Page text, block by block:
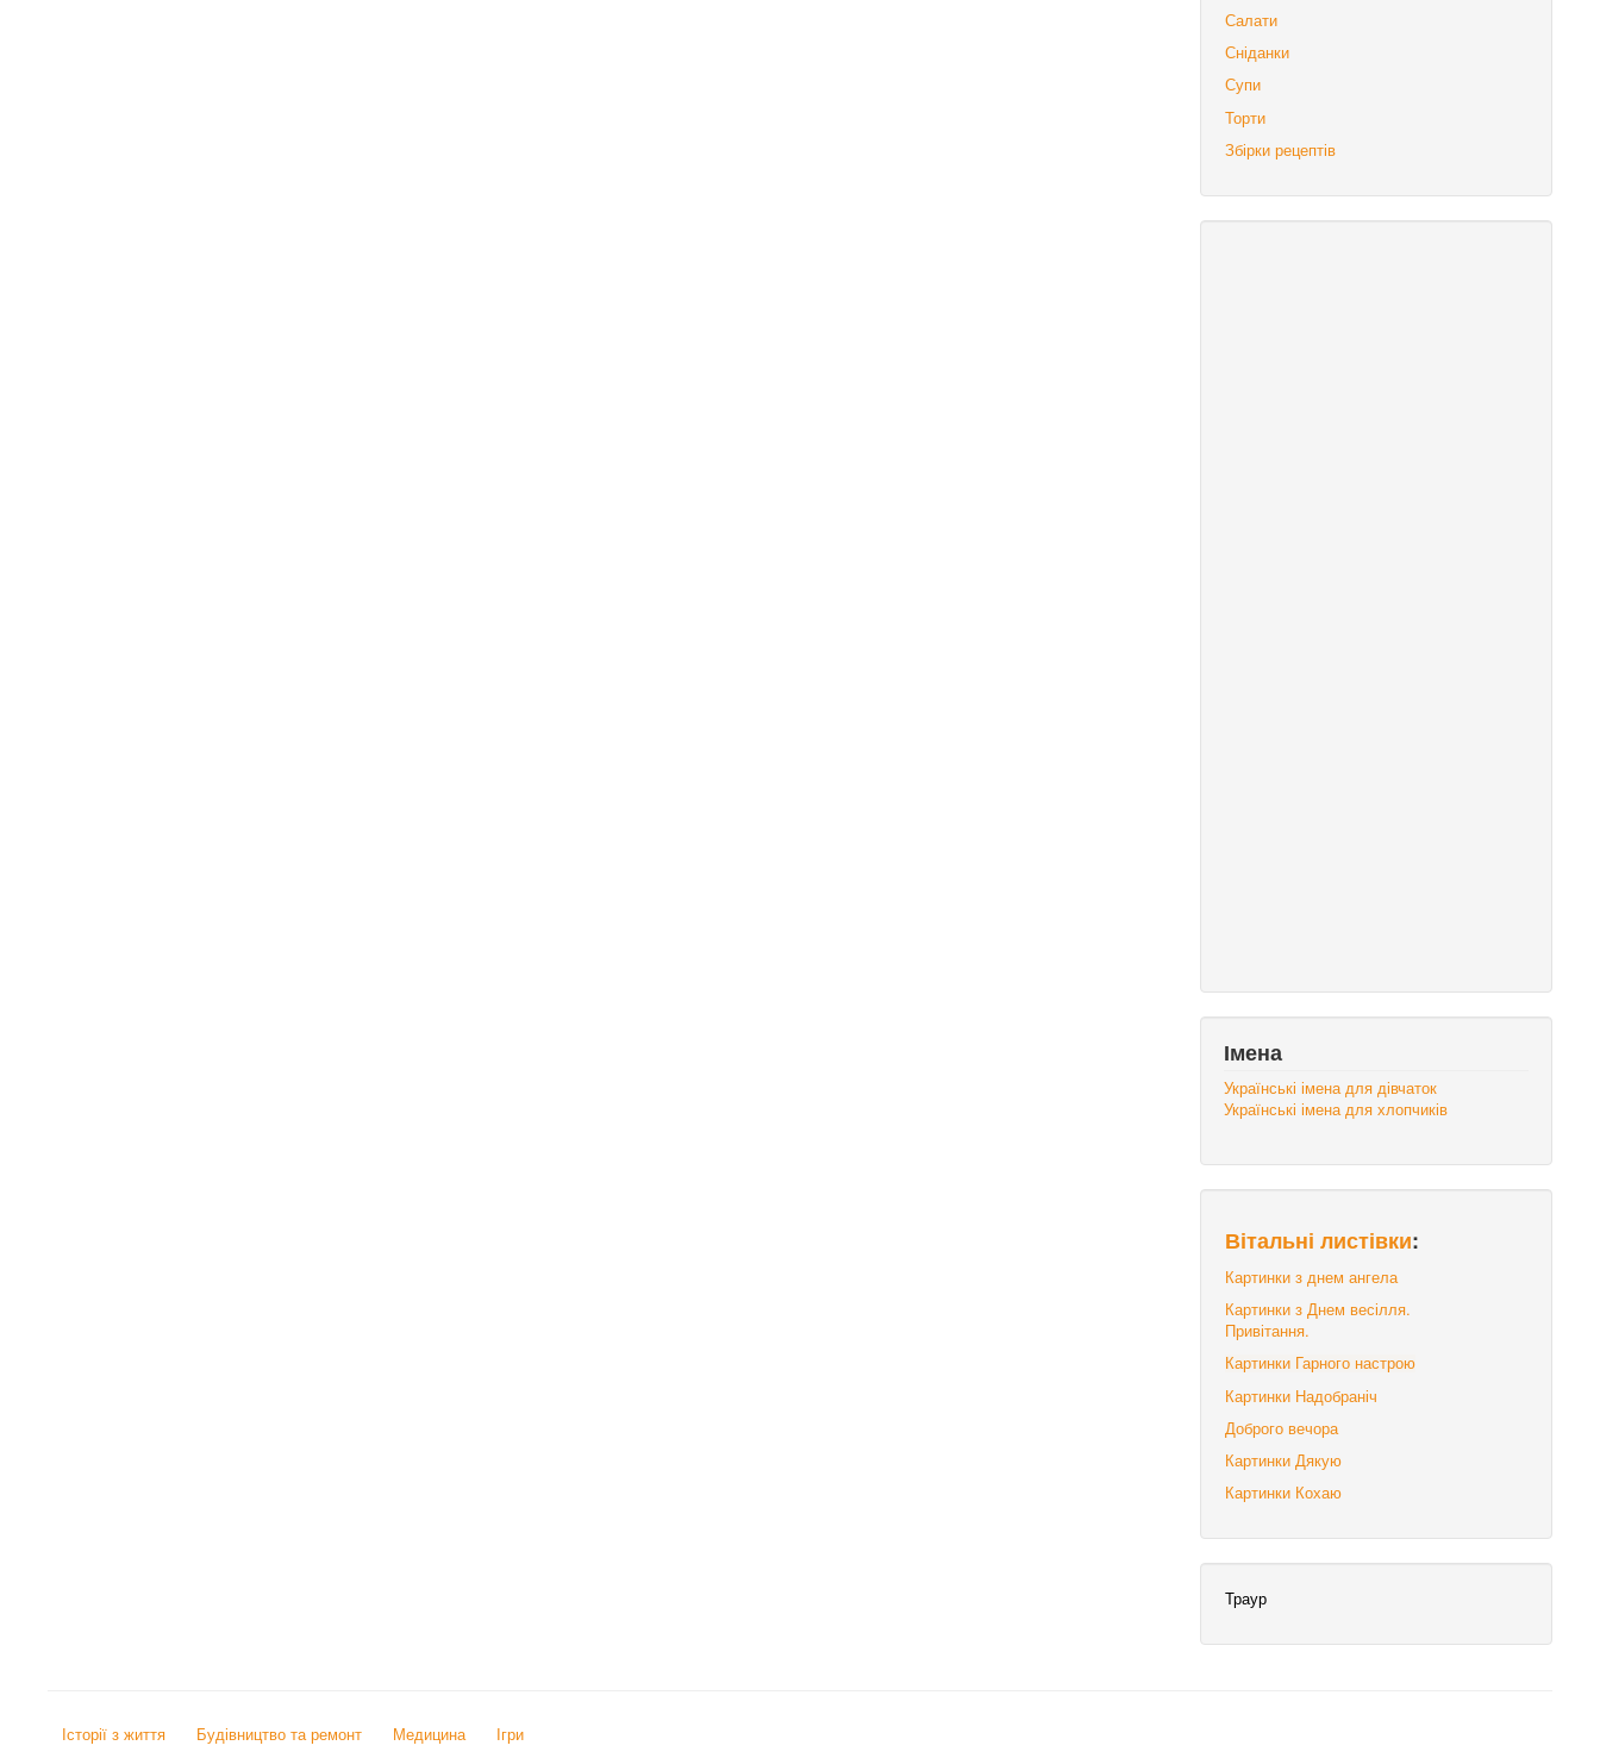
Салати
Сніданки
Супи
Торти
Збірки рецептів
Імена
Українські імена для дівчаток
Українські імена для хлопчиків
Вітальні листівки:
Картинки з днем ангела
Картинки з Днем весілля.
Привітання.
Картинки Гарного настрою
Картинки Надобраніч
Доброго вечора
Картинки Дякую
Картинки Кохаю
Траур
Історії з життя Будівництво та ремонт Медицина Ігри